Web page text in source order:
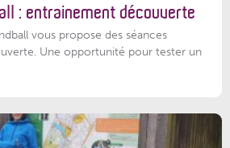
: entrainement découverte
vous propose des séances
Une opportunité pour tester un